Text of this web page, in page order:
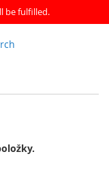
be fulfilled.